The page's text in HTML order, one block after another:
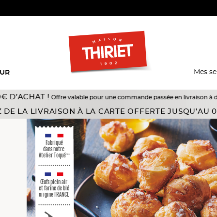
Mes
!Offre valable pour une commande passée en livraison à domicile
DE LA LIVRAISON À LA CARTE OFFERTE JUSQU’AU
Fabriqué
dans notre
Atelier Toqué™*
Œufs plein air
et farine de blé
origine FRANCE